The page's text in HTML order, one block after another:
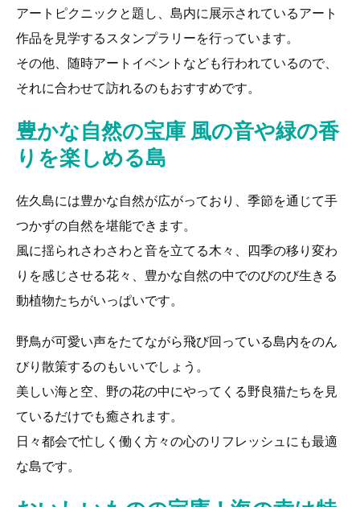
アートピクニックと題し、島内に展示されているアート
作品を見学するスタンプラリーを行っています。
その他、随時アートイベントなども行われているので、
それに合わせて訪れるのもおすすめです。
豊かな自然の宝庫 風の音や緑の香
りを楽しめる島
佐久島には豊かな自然が広がっており、季節を通じて手
つかずの自然を堪能できます。
風に揺られさわさわと音を立てる木々、四季の移り変わ
りを感じさせる花々、豊かな自然の中でのびのび生きる
動植物たちがいっぱいです。
野鳥が可愛い声をたてながら飛び回っている島内をのん
びり散策するのもいいでしょう。
美しい海と空、野の花の中にやってくる野良猫たちを見
ているだけでも癒されます。
日々都会で忙しく働く方々の心のリフレッシュにも最適
な島です。